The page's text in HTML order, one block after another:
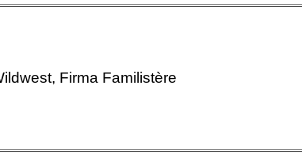
Firma Familistère